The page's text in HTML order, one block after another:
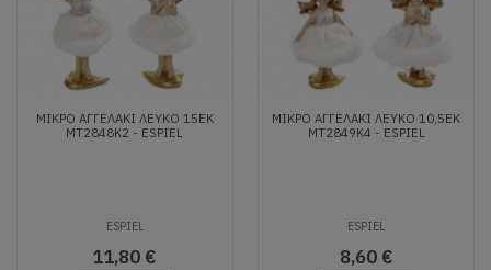
ΜΙΚΡΟ ΑΓΓΕΛΑΚΙ ΛΕΥΚΟ 15ΕΚ
MT2848K2 - ESPIEL
ESPIEL
11,80 €
ΜΙΚΡΟ ΑΓΓΕΛΑΚΙ ΛΕΥΚΟ 10,5ΕΚ
MT2849K4 - ESPIEL
ESPIEL
8,60 €